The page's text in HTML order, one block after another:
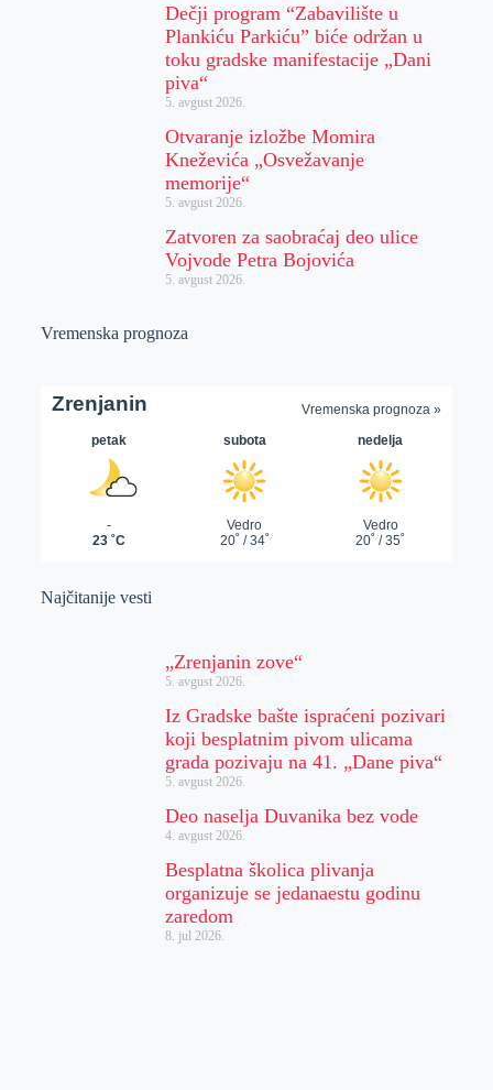
Dečji program “Zabavilište u
Plankiću Parkiću” biće održan u
toku gradske manifestacije „Dani
piva“
5. avgust 2026.
Otvaranje izložbe Momira
Kneževića „Osvežavanje
memorije“
5. avgust 2026.
Zatvoren za saobraćaj deo ulice
Vojvode Petra Bojovića
5. avgust 2026.
Vremenska prognoza
Najčitanije vesti
„Zrenjanin zove“
5. avgust 2026.
Iz Gradske bašte ispraćeni pozivari
koji besplatnim pivom ulicama
grada pozivaju na 41. „Dane piva“
5. avgust 2026.
Deo naselja Duvanika bez vode
4. avgust 2026.
Besplatna školica plivanja
organizuje se jedanaestu godinu
zaredom
8. jul 2026.